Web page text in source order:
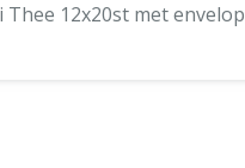
Thee 12x20st met envelop